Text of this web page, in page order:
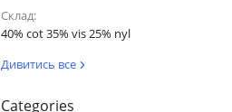
Склад:
40% cot 35% vis 25% nyl
Дивитись все
Categories